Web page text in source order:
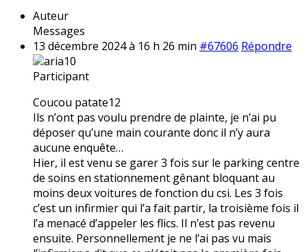
Auteur
Messages
13 décembre 2024 à 16 h 26 min #67606 Répondre
aria10
Participant
Coucou patate12
Ils n’ont pas voulu prendre de plainte, je n’ai pu
déposer qu’une main courante donc il n’y aura
aucune enquête…
Hier, il est venu se garer 3 fois sur le parking centre
de soins en stationnement gênant bloquant au
moins deux voitures de fonction du csi. Les 3 fois
c’est un infirmier qui l’a fait partir, la troisième fois il
l’a menacé d’appeler les flics. Il n’est pas revenu
ensuite. Personnellement je ne l’ai pas vu mais